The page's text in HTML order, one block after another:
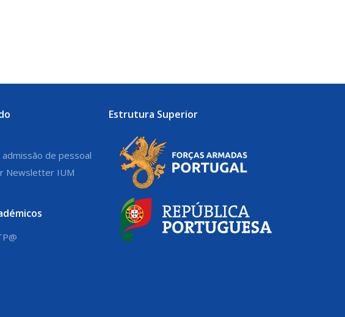
admissão de pessoal
Newsletter IUM
Estrutura Superior